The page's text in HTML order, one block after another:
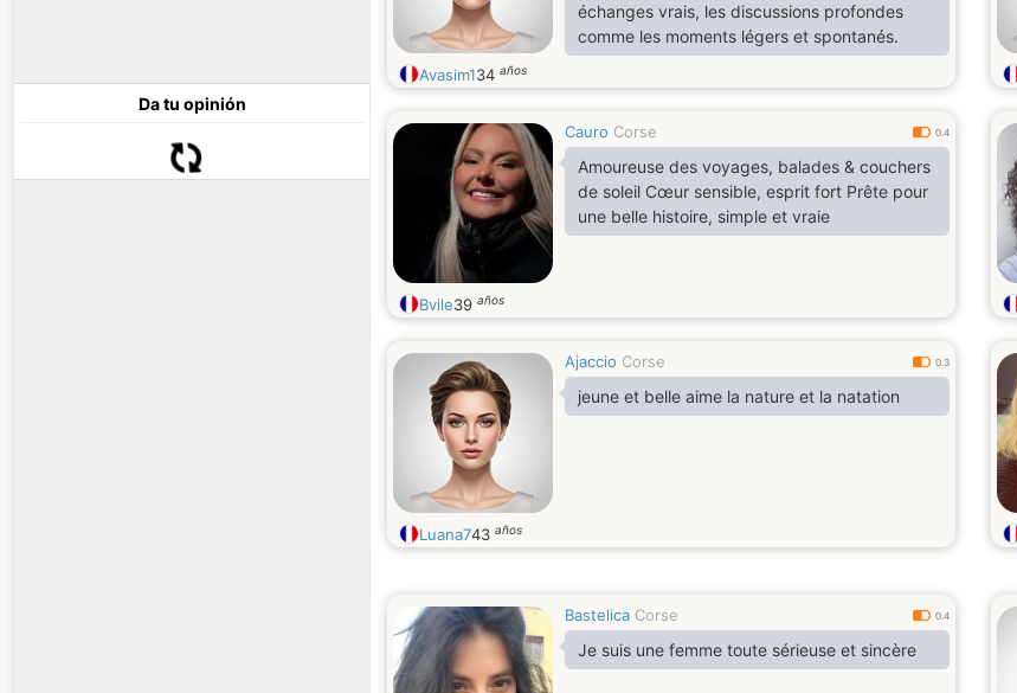
Da tu opinión
échanges vrais, les discussions profondes
comme les moments légers et spontanés.
Avasim134 años
Cauro Corse 0.4
Amoureuse des voyages, balades & couchers
de soleil Cœur sensible, esprit fort Prête pour
une belle histoire, simple et vraie
Bvile39 años
Ajaccio Corse 0.3
jeune et belle aime la nature et la natation
Luana743 años
Bastelica Corse 0.4
Je suis une femme toute sérieuse et sincère